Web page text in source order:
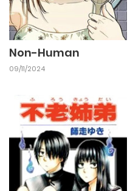
Non-Human
09/11/2024